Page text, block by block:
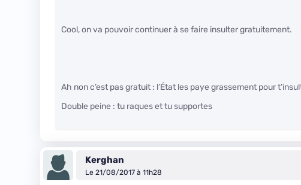
Cool, on va pouvoir continuer à se faire insulter gratuitement.
Ah non c’est pas gratuit : l’État les paye grassement pour
Double peine : tu raques et tu supportes
Kerghan
Le 21/08/2017 à 11h28